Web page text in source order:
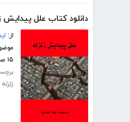
دانلود کتاب علل پیدایش
از:
۱۵ صفحه